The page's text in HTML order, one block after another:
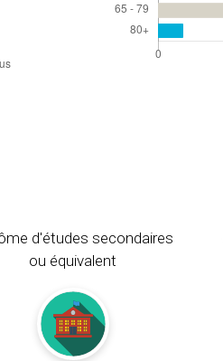
d'études secondaires
ou équivalent